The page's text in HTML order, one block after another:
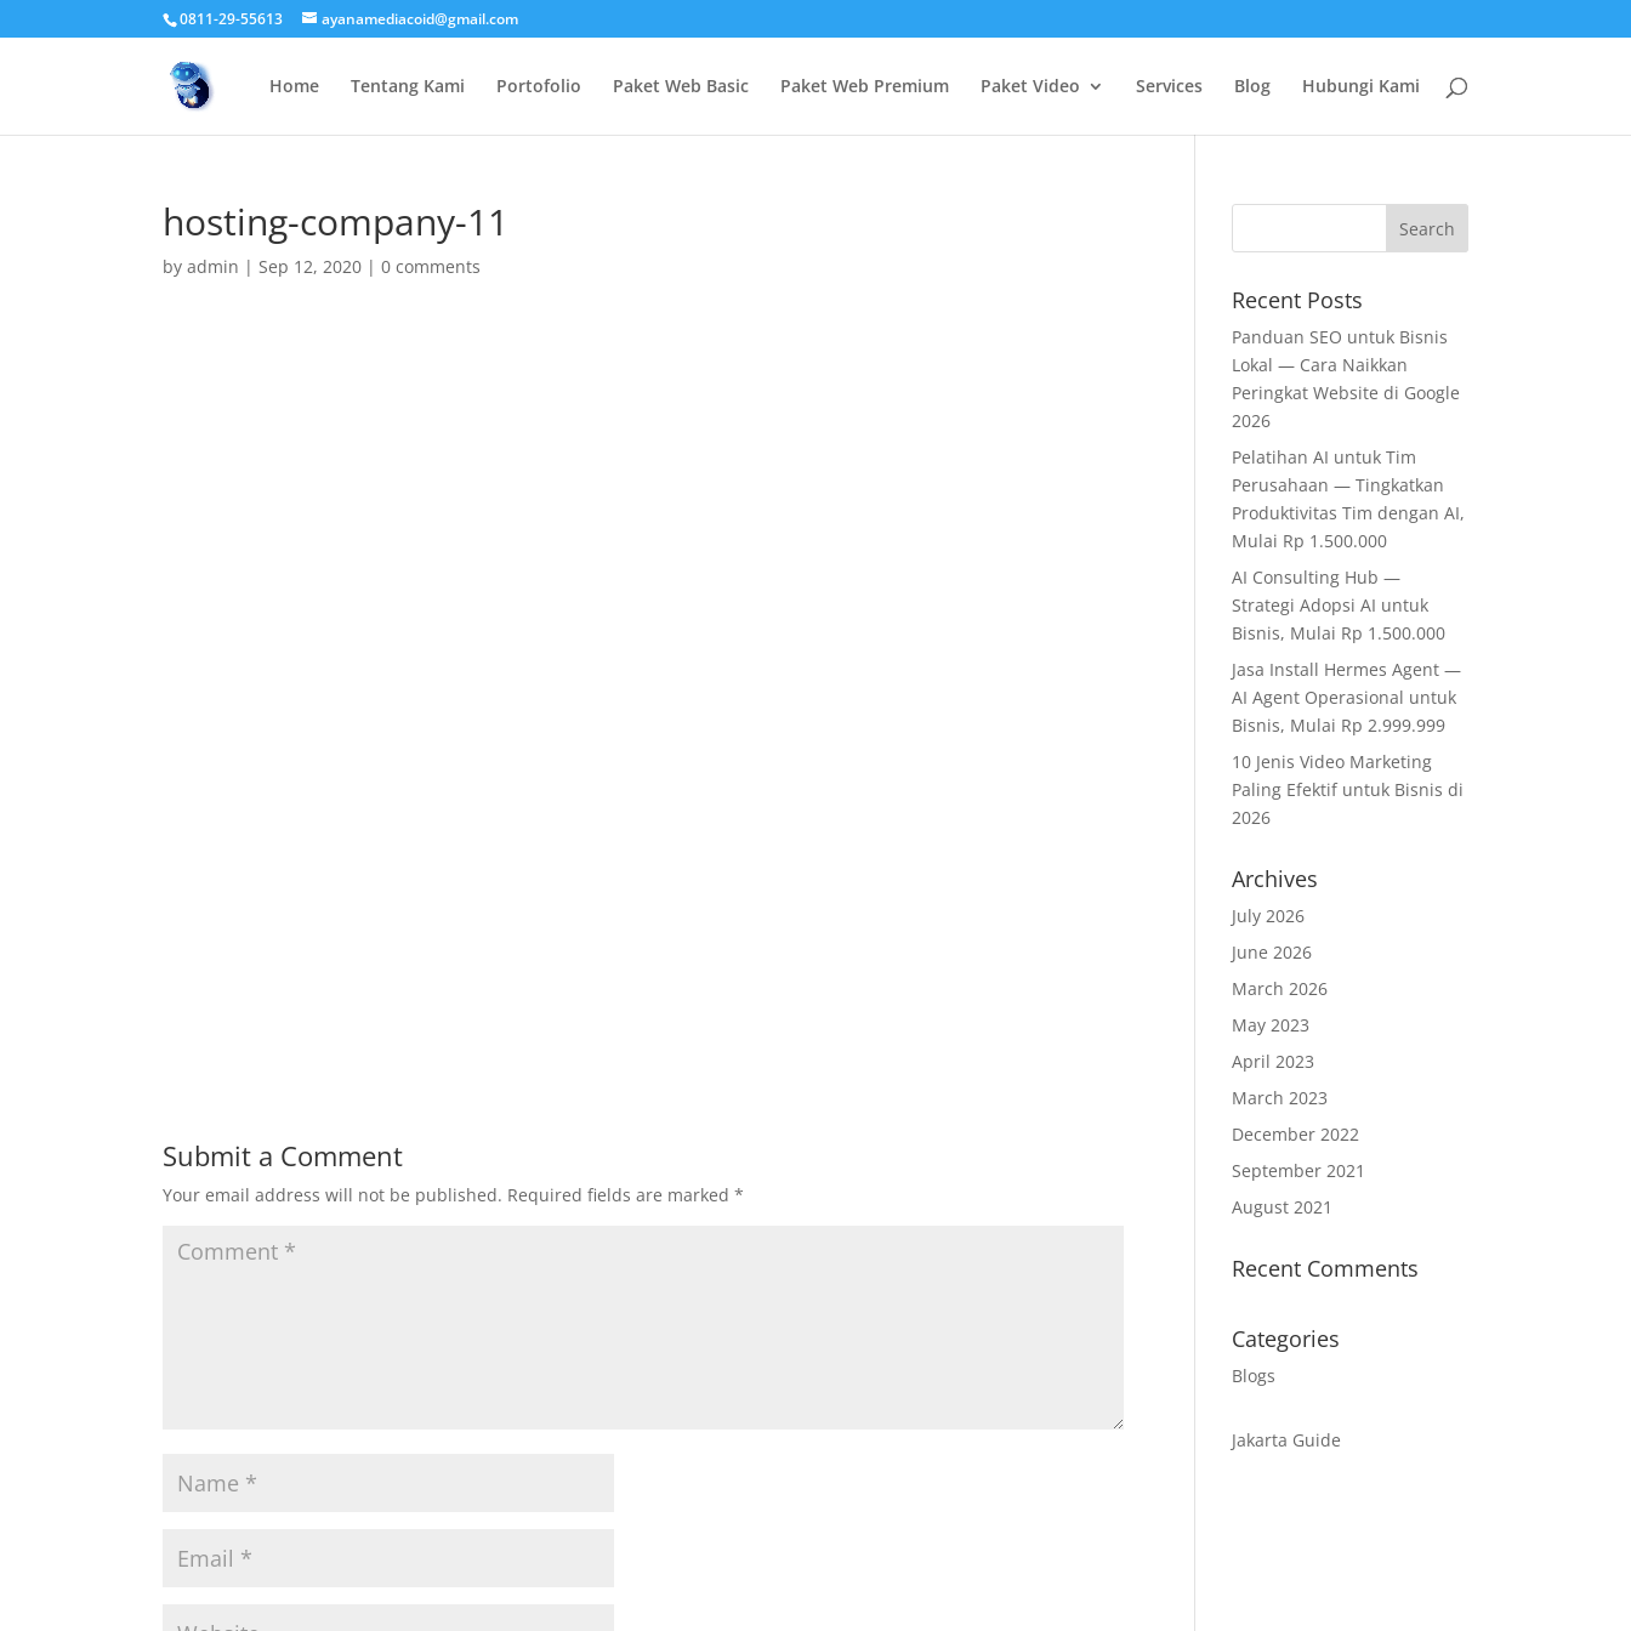
0811-29-55613 ayanamediacoid@gmail.com
Home Tentang Kami Portofolio Paket Web Basic Paket Web Premium Paket Video Services Blog Hubungi Kami
hosting-company-11
byadmin |Sep 12, 2020 |0 comments
Submit a Comment
Your email address will not be published. Required fields are marked*
Recent Posts
Panduan SEO untuk Bisnis
Lokal — Cara Naikkan
Peringkat Website di Google
2026
Pelatihan AI untuk Tim
Perusahaan — Tingkatkan
Produktivitas Tim dengan AI,
Mulai Rp 1.500.000
AI Consulting Hub —
Strategi Adopsi AI untuk
Bisnis, Mulai Rp 1.500.000
Jasa Install Hermes Agent —
AI Agent Operasional untuk
Bisnis, Mulai Rp 2.999.999
10 Jenis Video Marketing
Paling Efektif untuk Bisnis di
2026
Archives
July 2026
June 2026
March 2026
May 2023
April 2023
March 2023
December 2022
September 2021
August 2021
Recent Comments
Categories
Blogs
Jakarta Guide